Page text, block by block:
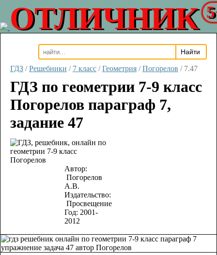
ОТЛИЧНИК
ГДЗ / Решебники / 7 класс / Геометрия / Погорелов / 7.47
ГДЗ по геометрии 7-9 класс
Погорелов параграф 7,
задание 47
Автор:
Погорелов
А.В.
Издательство:
Просвещение
Год: 2001-
2012